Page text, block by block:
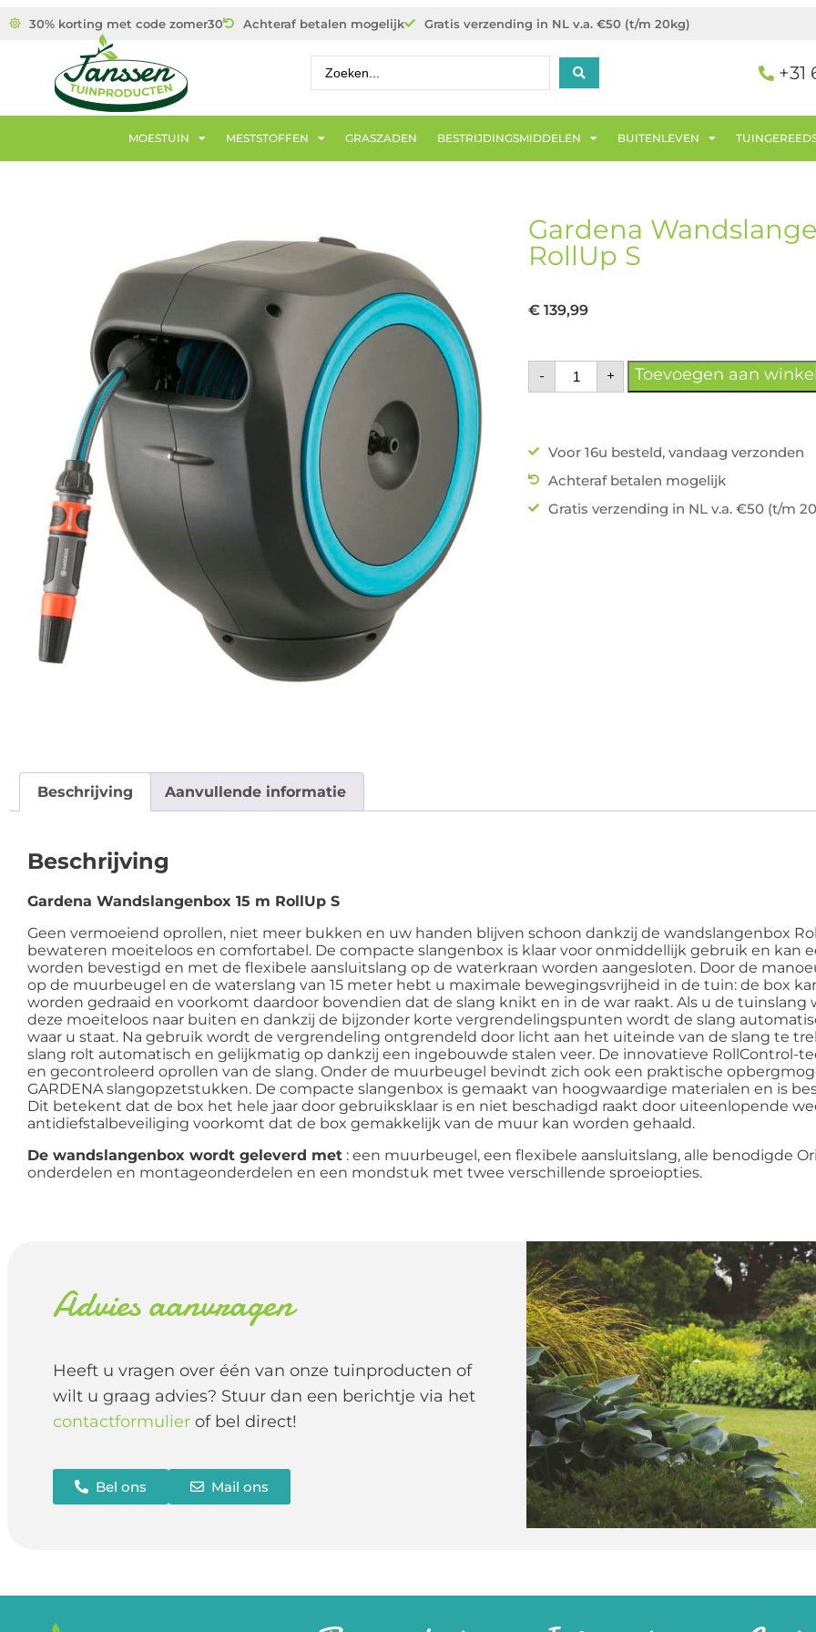
30% korting met code zomer30 Achteraf betalen mogelijk Gratis verzending in NL v.a. €50 (t/m 20kg)
+31
MOESTUIN MESTSTOFFEN GRASZADEN BESTRIJDINGSMIDDELEN BUITENLEVEN
Gardena
RollUp S
€ 139,99
- + Toevoegen aan
Voor 16u besteld, vandaag verzonden
Achteraf betalen mogelijk
Gratis verzending in NL v.a. €50 (t/m
Beschrijving Aanvullende informatie
Beschrijving
Gardena Wandslangenbox 15 m RollUp S
Geen vermoeiend oprollen, niet meer bukken en uw handen blijven schoon dankzij de wandslangenbox
bewateren moeiteloos en comfortabel. De compacte slangenbox is klaar voor onmiddellijk gebruik en kan
worden bevestigd en met de flexibele aansluitslang op de waterkraan worden aangesloten. Door de
op de muurbeugel en de waterslang van 15 meter hebt u maximale bewegingsvrijheid in de tuin: de box
worden gedraaid en voorkomt daardoor bovendien dat de slang knikt en in de war raakt. Als u de
deze moeiteloos naar buiten en dankzij de bijzonder korte vergrendelingspunten wordt de slang
waar u staat. Na gebruik wordt de vergrendeling ontgrendeld door licht aan het uiteinde van de slang te
slang rolt automatisch en gelijkmatig op dankzij een ingebouwde stalen veer. De innovatieve RollControl-
en gecontroleerd oprollen van de slang. Onder de muurbeugel bevindt zich ook een praktische
GARDENA slangopzetstukken. De compacte slangenbox is gemaakt van hoogwaardige materialen en is
Dit betekent dat de box het hele jaar door gebruiksklaar is en niet beschadigd raakt door uiteenlopende
antidiefstalbeveiliging voorkomt dat de box gemakkelijk van de muur kan worden gehaald.
De wandslangenbox wordt geleverd met : een muurbeugel, een flexibele aansluitslang, alle benodigde
onderdelen en montageonderdelen en een mondstuk met twee verschillende sproeiopties.
Advies aanvragen
Heeft u vragen over één van onze tuinproducten of
wilt u graag advies? Stuur dan een berichtje via het
contactformulier of bel direct!
Bel ons Mail ons